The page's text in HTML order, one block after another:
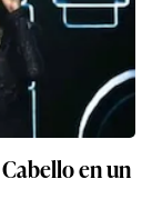
en un